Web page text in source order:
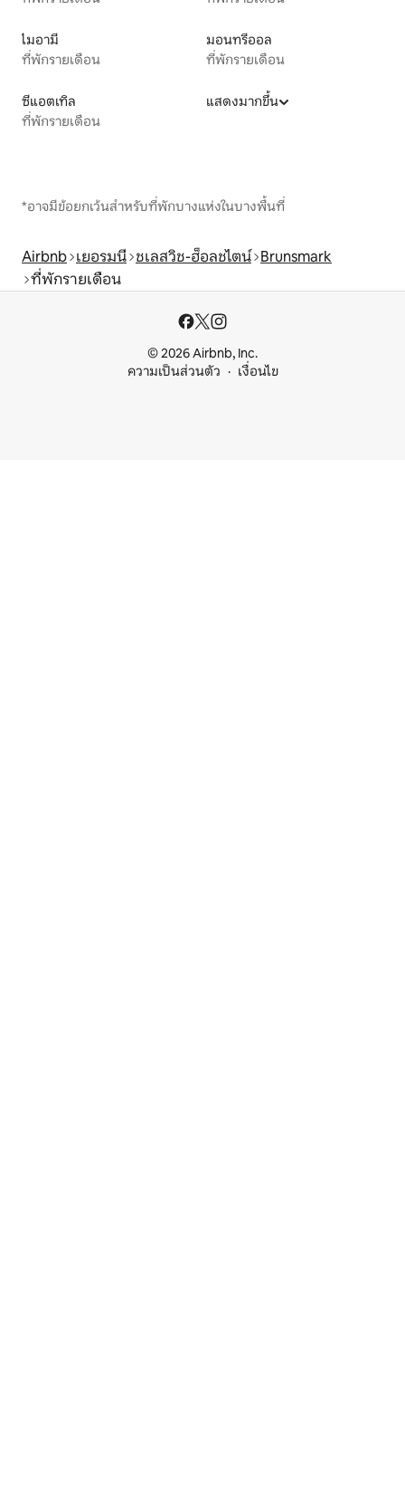
ไมอามี
ที่พักรายเดือน
มอนทรีออล
ที่พักรายเดือน
ซีแอตเทิล
ที่พักรายเดือน
แสดงมากขึ้น
*อาจมีข้อยกเว้นสำหรับที่พักบางแห่งในบางพื้นที่
Airbnb เยอรมนี ชเลสวิช-ฮ็อลชไตน์ Brunsmark
ที่พักรายเดือน
© 2026 Airbnb, Inc.
ความเป็นส่วนตัว
เงื่อนไข